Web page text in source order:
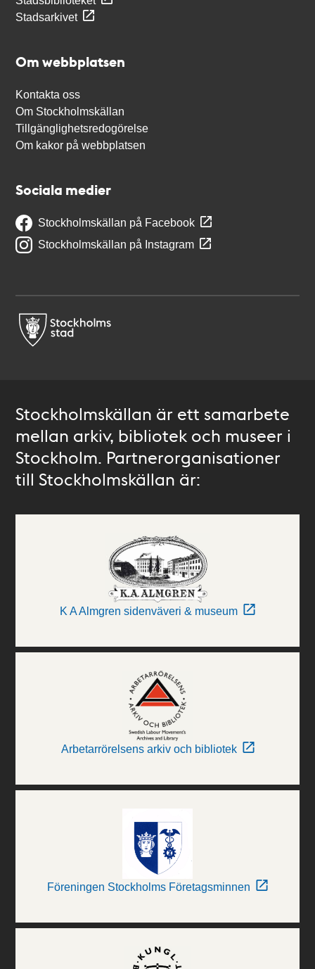
Stadsarkivet
Om webbplatsen
Kontakta oss
Om Stockholmskällan
Tillgänglighetsredogörelse
Om kakor på webbplatsen
Sociala medier
Stockholmskällan på Facebook
Stockholmskällan på Instagram
Stockholmskällan är ett samarbete
mellan arkiv, bibliotek och museer i
Stockholm. Partnerorganisationer
till Stockholmskällan är:
K A Almgren sidenväveri & museum
Arbetarrörelsens arkiv och bibliotek
Föreningen Stockholms Företagsminnen